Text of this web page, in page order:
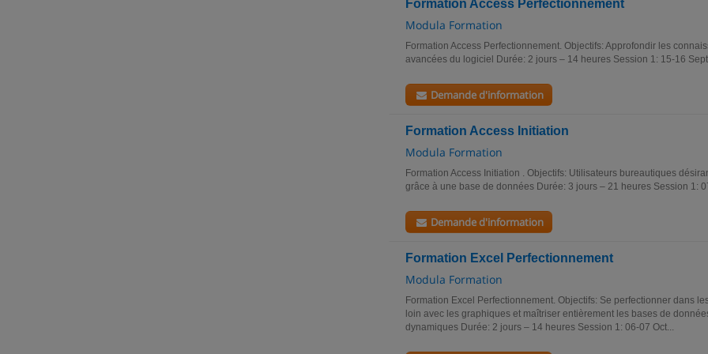
Formation Access Perfectionnement
Modula Formation
Formation Access Perfectionnement. Objectifs: Approfondir les
avancées du logiciel Durée: 2 jours – 14 heures Session 1: 15-16
Demande d'information
Formation Access Initiation
Modula Formation
Formation Access Initiation . Objectifs: Utilisateurs bureautiques
grâce à une base de données Durée: 3 jours – 21 heures Session 1:
Demande d'information
Formation Excel Perfectionnement
Modula Formation
Formation Excel Perfectionnement. Objectifs: Se perfectionner dans
loin avec les graphiques et maîtriser entièrement les bases de
dynamiques Durée: 2 jours – 14 heures Session 1: 06-07 Oct...